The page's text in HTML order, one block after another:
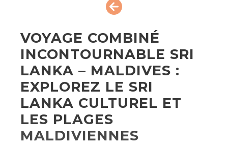
VOYAGE COMBINÉ
INCONTOURNABLE SRI
LANKA – MALDIVES :
EXPLOREZ LE SRI
LANKA CULTUREL ET
LES PLAGES
MALDIVIENNES